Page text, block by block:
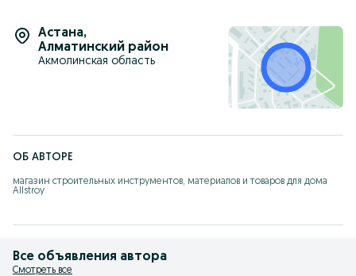
Астана,
Алматинский район
Акмолинская область
ОБ АВТОРЕ
магазин строительных инструментов, материалов и товаров для дома
Allstroy
Все объявления автора
Смотреть все